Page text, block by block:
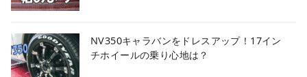
NV350キャラバンをドレスアップ！17イン
チホイールの乗り心地は？